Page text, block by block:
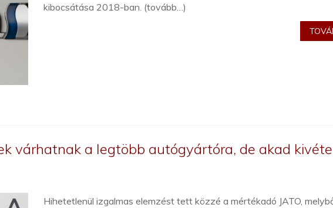
kibocsátása 2018-ban. (tovább…)
várhatnak a legtöbb autógyártóra, de akad
Hihetetlenül izgalmas elemzést tett közzé a mértékadó JATO,